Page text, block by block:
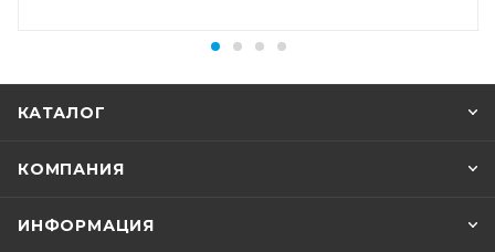
КАТАЛОГ
КОМПАНИЯ
ИНФОРМАЦИЯ